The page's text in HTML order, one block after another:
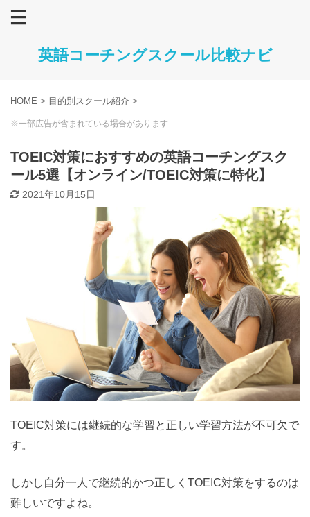
英語コーチングスクール比較ナビ
HOME > 目的別スクール紹介 >
※一部広告が含まれている場合があります
TOEIC対策におすすめの英語コーチングスク
ール5選【オンライン/TOEIC対策に特化】
2021年10月15日
TOEIC対策には継続的な学習と正しい学習方法が不可欠で
す。
しかし自分一人で継続的かつ正しくTOEIC対策をするのは
難しいですよね。